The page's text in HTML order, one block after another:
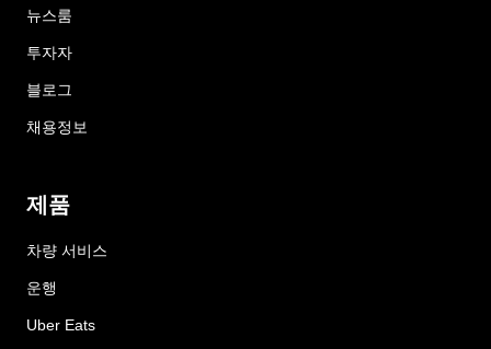
뉴스룸
투자자
블로그
채용정보
제품
차량 서비스
운행
Uber Eats